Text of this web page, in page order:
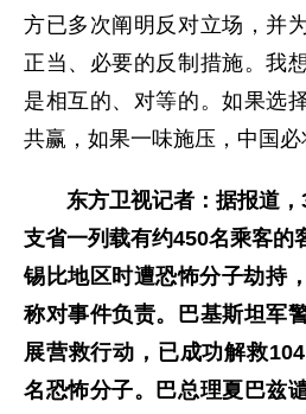
方已多次阐明反对立场，并
正当、必要的反制措施。我
是相互的、对等的。如果选
共赢，如果一味施压，中国必
东方卫视记者：据报道
支省一列载有约450名乘客的
锡比地区时遭恐怖分子劫持
称对事件负责。巴基斯坦军
展营救行动，已成功解救
名恐怖分子。巴总理夏巴兹